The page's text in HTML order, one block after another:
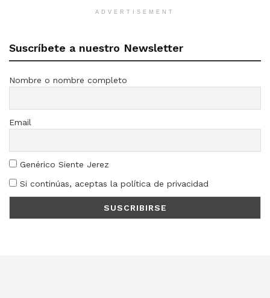
ADVERTISEMENT
Suscríbete a nuestro Newsletter
Nombre o nombre completo
Email
Genérico Siente Jerez
Si continúas, aceptas la política de privacidad